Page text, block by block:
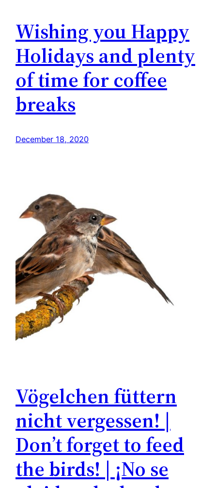
Wishing you Happy
Holidays and plenty
of time for coffee
breaks
December 18, 2020
Vögelchen füttern
nicht vergessen! |
Don’t forget to feed
the birds! | ¡No se